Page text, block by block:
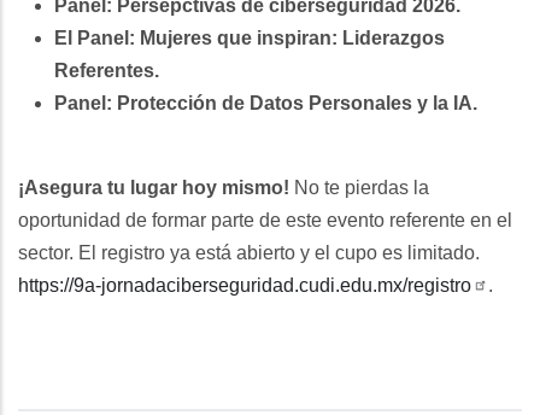
Panel: Persepctivas de ciberseguridad 2026.
El Panel: Mujeres que inspiran: Liderazgos
Referentes.
Panel: Protección de Datos Personales y la IA.
¡Asegura tu lugar hoy mismo! No te pierdas la
oportunidad de formar parte de este evento referente en el
sector. El registro ya está abierto y el cupo es limitado.
https://9a-jornadaciberseguridad.cudi.edu.mx/registro
.